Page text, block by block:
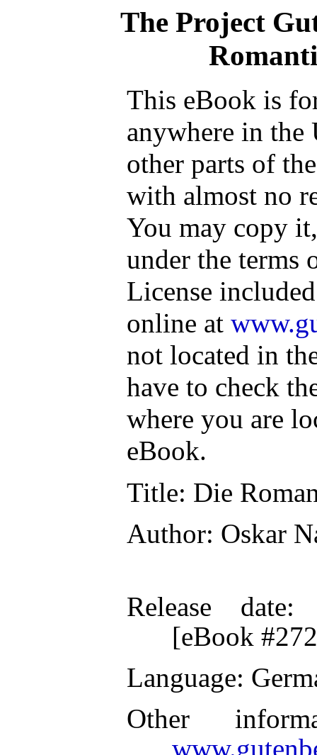
The Project
This eBook is
anywhere in the
other parts of
with almost no
You may copy
under the terms
License
online at
not located in
have to check
where you are
eBook.
Title: Die
Author: Oskar
Release date:
[eBook
Language:
Other